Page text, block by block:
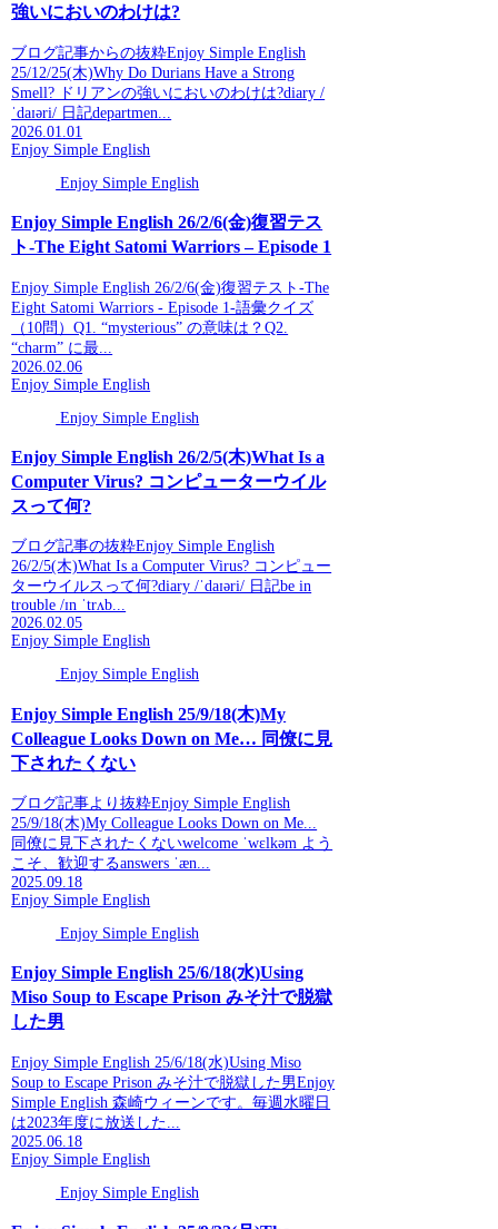
強いにおいのわけは?
ブログ記事からの抜粋Enjoy Simple English
25/12/25(木)Why Do Durians Have a Strong
Smell? ドリアンの強いにおいのわけは?diary /
ˈdaɪəri/ 日記departmen...
2026.01.01
Enjoy Simple English
Enjoy Simple English
Enjoy Simple English 26/2/6(金)復習テス
ト-The Eight Satomi Warriors – Episode 1
Enjoy Simple English 26/2/6(金)復習テスト-The
Eight Satomi Warriors - Episode 1-語彙クイズ
（10問）Q1. “mysterious” の意味は？Q2.
“charm” に最...
2026.02.06
Enjoy Simple English
Enjoy Simple English
Enjoy Simple English 26/2/5(木)What Is a
Computer Virus? コンピューターウイル
スって何?
ブログ記事の抜粋Enjoy Simple English
26/2/5(木)What Is a Computer Virus? コンピュー
ターウイルスって何?diary /ˈdaɪəri/ 日記be in
trouble /ɪn ˈtrʌb...
2026.02.05
Enjoy Simple English
Enjoy Simple English
Enjoy Simple English 25/9/18(木)My
Colleague Looks Down on Me… 同僚に見
下されたくない
ブログ記事より抜粋Enjoy Simple English
25/9/18(木)My Colleague Looks Down on Me...
同僚に見下されたくないwelcome ˈwɛlkəm よう
こそ、歓迎するanswers ˈæn...
2025.09.18
Enjoy Simple English
Enjoy Simple English
Enjoy Simple English 25/6/18(水)Using
Miso Soup to Escape Prison みそ汁で脱獄
した男
Enjoy Simple English 25/6/18(水)Using Miso
Soup to Escape Prison みそ汁で脱獄した男Enjoy
Simple English 森崎ウィーンです。毎週水曜日
は2023年度に放送した...
2025.06.18
Enjoy Simple English
Enjoy Simple English